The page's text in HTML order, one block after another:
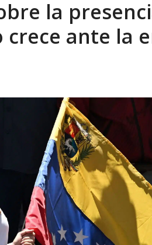
desbastador costo del colapso
la
crece ante la